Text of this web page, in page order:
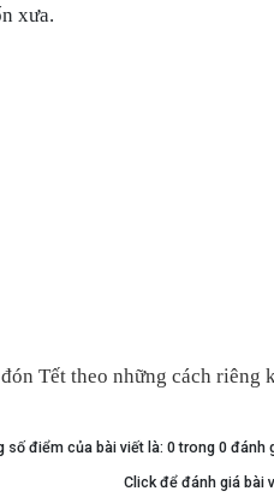
xưa.
Tết theo những cách riêng
số điểm của bài viết là: 0 trong 0 đánh
Click để đánh giá bài